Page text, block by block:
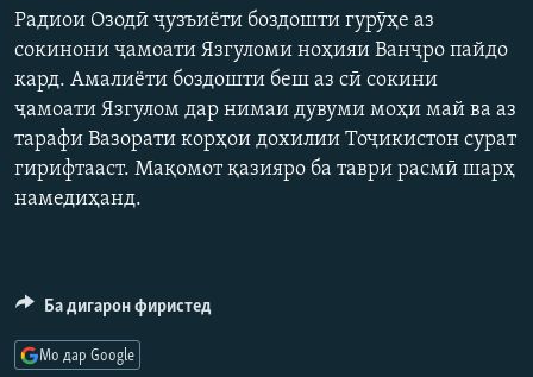
ГУЗОРИШҲОИ РАДИОӢ
Русский
ПАЙГИРӢ КУНЕД
240p
720p
480p
1080p
Радиои Озодӣ ҷузъиёти боздошти гурӯҳе аз
сокинони ҷамоати Язгуломи ноҳияи Ванҷро пайдо
кард. Амалиёти боздошти беш аз сӣ сокини
ҷамоати Язгулом дар нимаи дувуми моҳи май ва аз
тарафи Вазорати корҳои дохилии Тоҷикистон сурат
гирифтааст. Мақомот қазияро ба таври расмӣ шарҳ
намедиҳанд.
Ба дигарон фиристед
Мо дар Google